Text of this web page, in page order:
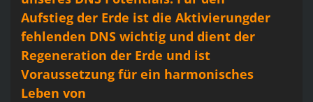
Aufstieg der Erde ist die Aktivierungder
fehlenden DNS wichtig und dient der
Regeneration der Erde und ist
Voraussetzung für ein harmonisches
Leben von